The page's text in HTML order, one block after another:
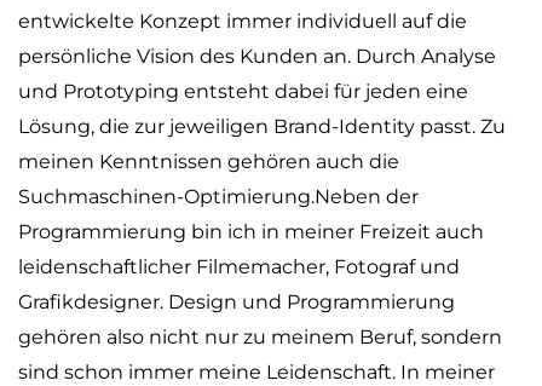
entwickelte Konzept immer individuell auf die
persönliche Vision des Kunden an. Durch Analyse
und Prototyping entsteht dabei für jeden eine
Lösung, die zur jeweiligen Brand-Identity passt. Zu
meinen Kenntnissen gehören auch die
Suchmaschinen-Optimierung.Neben der
Programmierung bin ich in meiner Freizeit auch
leidenschaftlicher Filmemacher, Fotograf und
Grafikdesigner. Design und Programmierung
gehören also nicht nur zu meinem Beruf, sondern
sind schon immer meine Leidenschaft. In meiner